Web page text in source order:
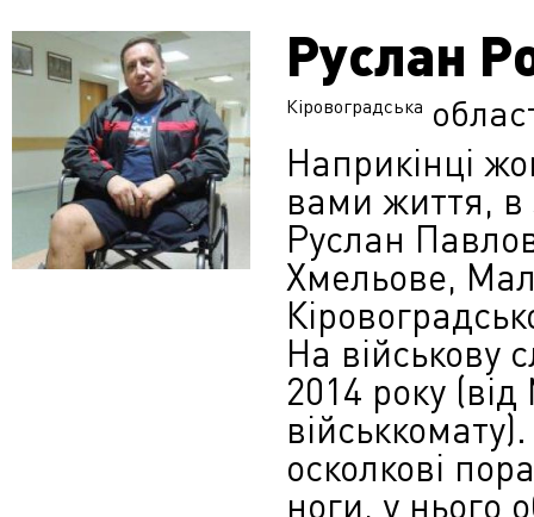
Руслан
Кіровоградська
Наприкінці
вами життя, в
Руслан
Хмельове,
На військову
2014 року
осколкові
ноги, у нього